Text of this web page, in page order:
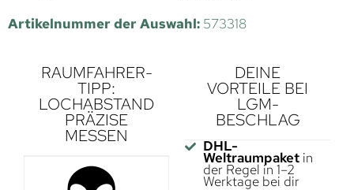
Artikelnummer der Auswahl: 573318
RAUMFAHRER-
TIPP:
LOCHABSTAND
PRÄZISE
MESSEN
DEINE
VORTEILE BEI
LGM-
BESCHLAG
DHL-
Weltraumpaketin
der Regel in 1–2
Werktage bei dir